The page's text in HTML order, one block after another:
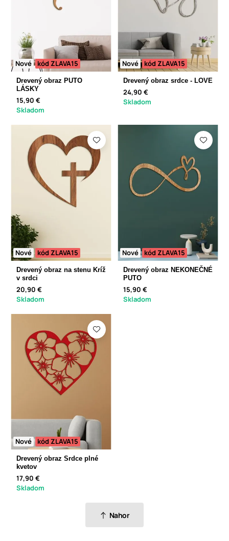
Nové kód ZLAVA15
Drevený obraz PUTO
LÁSKY
15,90 €
Skladom
Nové kód ZLAVA15
Drevený obraz srdce - LOVE
24,90 €
Skladom
Nové kód ZLAVA15
Drevený obraz na stenu Kríž
v srdci
20,90 €
Skladom
Nové kód ZLAVA15
Drevený obraz NEKONEČNÉ
PUTO
15,90 €
Skladom
Nové kód ZLAVA15
Drevený obraz Srdce plné
kvetov
17,90 €
Skladom
Nahor